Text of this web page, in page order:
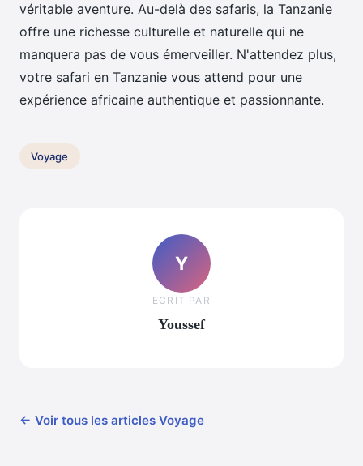
véritable aventure. Au-delà des safaris, la Tanzanie
offre une richesse culturelle et naturelle qui ne
manquera pas de vous émerveiller. N'attendez plus,
votre safari en Tanzanie vous attend pour une
expérience africaine authentique et passionnante.
Voyage
Y
ECRIT PAR
Youssef
← Voir tous les articles Voyage